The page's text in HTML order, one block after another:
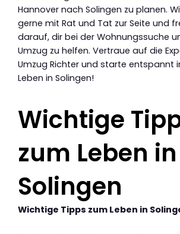
Hannover nach Solingen zu planen.
gerne mit Rat und Tat zur Seite und
darauf, dir bei der Wohnungssuche
Umzug zu helfen. Vertraue auf die
Umzug Richter und starte entspannt
Leben in Solingen!
Wichtige
zum Leben in
Solingen
Wichtige Tipps zum Leben in